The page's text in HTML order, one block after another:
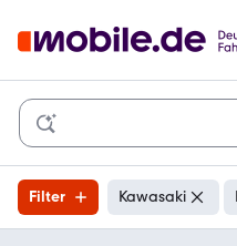
Filter Kawasaki